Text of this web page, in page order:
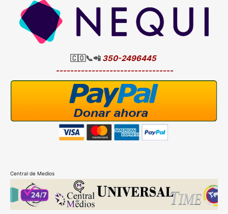
🇨🇴📞📲 350-2496445
---------------------------------
Central de Medios